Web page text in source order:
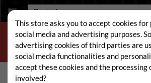
Sprache:
Suche
This store asks you to accept cookies for
social media and advertising purposes.
advertising cookies of third parties are
social media functionalities and
accept these cookies and the processing
involved?